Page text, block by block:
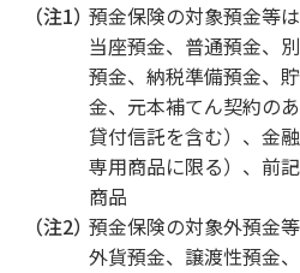
（注1）預金保険の対象預金等
当座預金、普通預金、
預金、納税準備預金、
金、元本補てん契約の
貸付信託を含む）、金
専用商品に限る）、前
商品
（注2）預金保険の対象外預金
外貨預金、譲渡性預金